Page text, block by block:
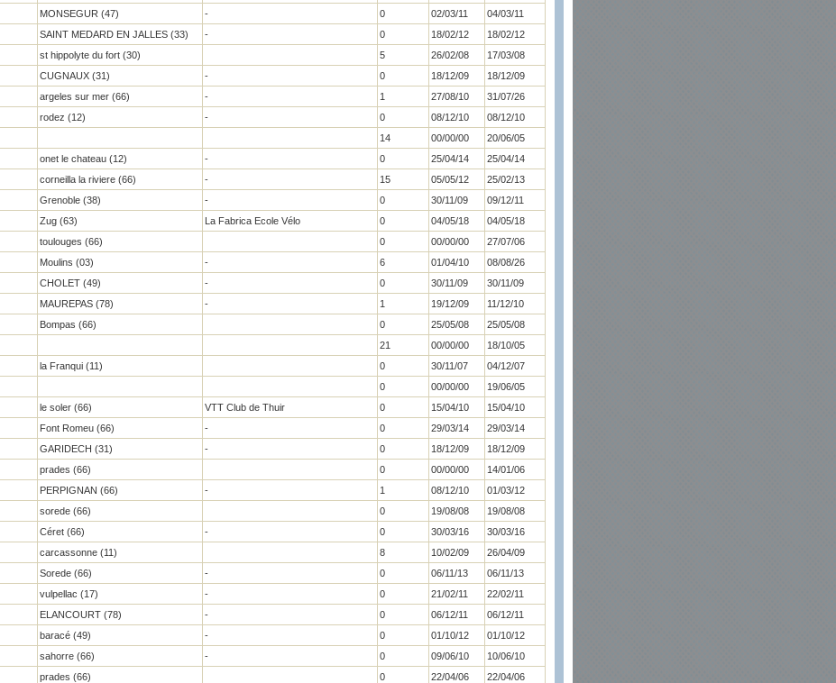
MONSEGUR (47) - 0 02/03/11
04/03/11
SAINT MEDARD EN JALLES (33) - 0 18/02/12
18/02/12
st hippolyte du fort (30) 5 26/02/08
17/03/08
CUGNAUX (31) - 0 18/12/09
18/12/09
argeles sur mer (66) - 1 27/08/10
31/07/26
rodez (12) - 0 08/12/10
08/12/10
14 00/00/00
20/06/05
onet le chateau (12) - 0 25/04/14
25/04/14
corneilla la riviere (66) - 15 05/05/12
25/02/13
Grenoble (38) - 0 30/11/09
09/12/11
Zug (63) La Fabrica Ecole Vélo 0 04/05/18
04/05/18
toulouges (66) 0 00/00/00
27/07/06
Moulins (03) - 6 01/04/10
08/08/26
CHOLET (49) - 0 30/11/09
30/11/09
MAUREPAS (78) - 1 19/12/09
11/12/10
Bompas (66) 0 25/05/08
25/05/08
21 00/00/00
18/10/05
la Franqui (11) 0 30/11/07
04/12/07
0 00/00/00
19/06/05
le soler (66) VTT Club de Thuir 0 15/04/10
15/04/10
Font Romeu (66) - 0 29/03/14
29/03/14
GARIDECH (31) - 0 18/12/09
18/12/09
prades (66) 0 00/00/00
14/01/06
PERPIGNAN (66) - 1 08/12/10
01/03/12
sorede (66) 0 19/08/08
19/08/08
Céret (66) - 0 30/03/16
30/03/16
carcassonne (11) 8 10/02/09
26/04/09
Sorede (66) - 0 06/11/13
06/11/13
vulpellac (17) - 0 21/02/11
22/02/11
ELANCOURT (78) - 0 06/12/11
06/12/11
baracé (49) - 0 01/10/12
01/10/12
sahorre (66) - 0 09/06/10
10/06/10
prades (66) 0 22/04/06
22/04/06